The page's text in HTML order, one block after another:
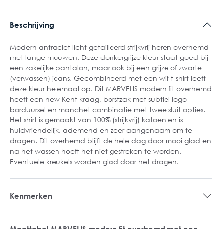
Beschrijving
Modern antraciet licht getailleerd strijkvrij heren overhemd
met lange mouwen. Deze donkergrijze kleur staat goed bij
een zakelijke pantalon, maar ook bij een grijze of zwarte
(verwassen) jeans. Gecombineerd met een wit t-shirt leeft
deze kleur helemaal op. Dit MARVELIS modern fit overhemd
heeft een new Kent kraag, borstzak met subtiel logo
borduursel en manchet combinatie met twee sluit opties.
Het shirt is gemaakt van 100% (strijkvrij) katoen en is
huidvriendelijk, ademend en zeer aangenaam om te
dragen. Dit overhemd blijft de hele dag door mooi glad en
na het wassen hoeft het niet gestreken te worden.
Eventuele kreukels worden glad door het dragen.
Kenmerken